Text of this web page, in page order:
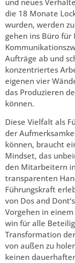
die 18 Monate
wurden, werden
gehen ins Büro
Aufträge ab und
konzentriertes
eigenen vier
das Produzieren
können.
Diese Vielfalt als
der
können, braucht
Mindset, das
den Mitarbeitern
transparenten
Führungskraft
von Dos and
Vorgehen in
win für alle
Transformation
von außen zu
keinen